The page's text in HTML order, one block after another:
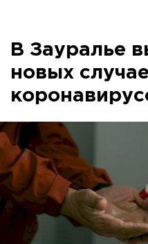
В Зауралье
новых